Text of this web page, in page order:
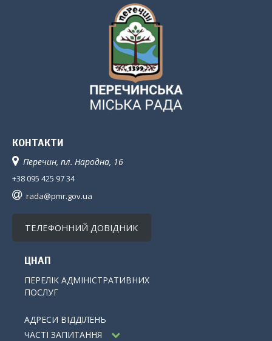
КОНТАКТИ
Перечин, пл. Народна, 16
+38 095 425 97 34
rada@pmr.gov.ua
ТЕЛЕФОННИЙ ДОВІДНИК
ЦНАП
ПЕРЕЛІК АДМІНІСТРАТИВНИХ
ПОСЛУГ
АДРЕСИ ВІДДІЛЕНЬ
ЧАСТІ ЗАПИТАННЯ